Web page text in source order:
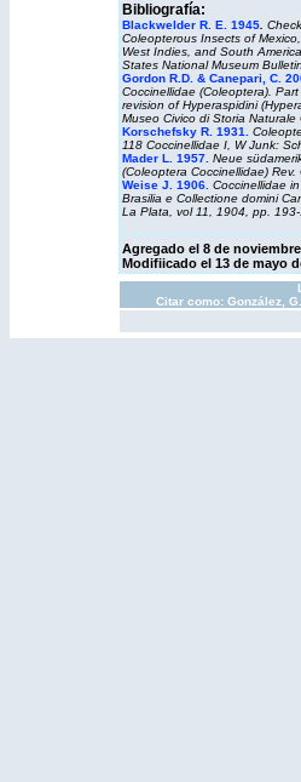
Bibliografía:
Blackwelder R. E. 1945.
Coleopterous Insects of
West Indies, and South
States National Museum Bulletin
Gordon R.D. & Canepari, C.
Coccinellidae (Coleoptera).
revision of Hyperaspidini
Museo Civico di Storia Naturale
Korschefsky R. 1931.
118 Coccinellidae I, W Junk:
Mader L. 1957. Neue
(Coleoptera Coccinellidae) Rev.
Weise J. 1906. Coccinellidae
Brasilia e Collectione domini
La Plata, vol 11, 1904, pp. 193-
Agregado el 8 de noviembre
Modifiicado el 13 de mayo
Citar como: González,